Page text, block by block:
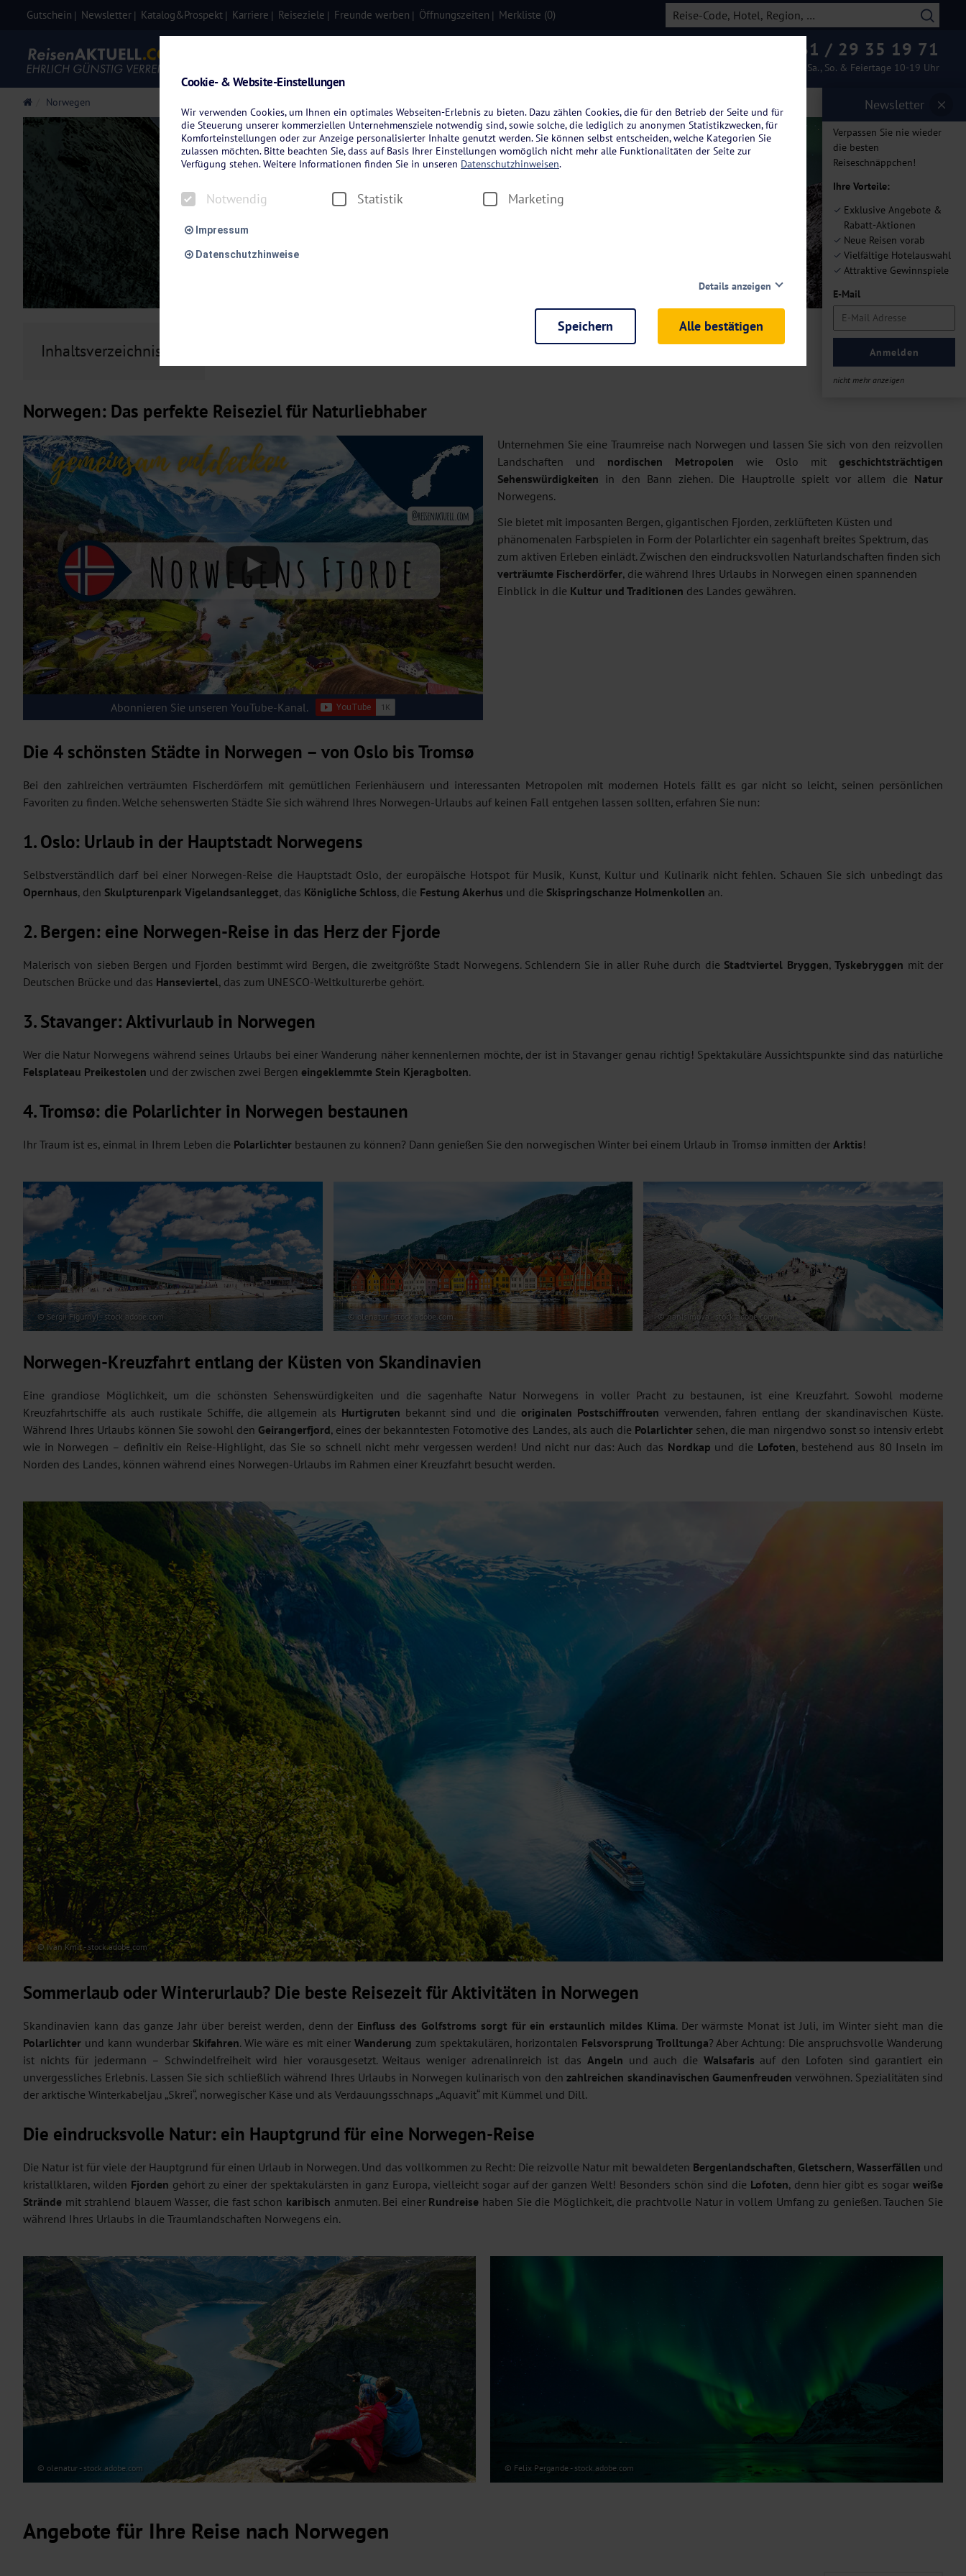
Gutschein Newsletter Katalog&Prospekt Karriere Reiseziele Freunde werben Öffnungszeiten Merkliste (0)
0261 / 29 35 19 71
Mo.-Fr. 08-19 Uhr / Sa., So. & Feiertage 10-19 Uhr
Newsletter
Verpassen Sie nie wieder
die besten
Reiseschnäppchen!
Ihre Vorteile:
Exklusive Angebote &
Rabatt-Aktionen
Neue Reisen vorab
Vielfältige Hotelauswahl
Attraktive Gewinnspiele
E-Mail
Anmelden
nicht mehr anzeigen
Norwegen
Urlaub in Norwegen
Inhaltsverzeichnis
Norwegen: Das perfekte Reiseziel für Naturliebhaber
Abonnieren Sie unseren YouTube-Kanal.
Unternehmen Sie eine Traumreise nach Norwegen und lassen Sie sich von den reizvollen
Landschaften und nordischen Metropolen wie Oslo mit geschichtsträchtigen
Sehenswürdigkeiten in den Bann ziehen. Die Hauptrolle spielt vor allem die Natur
Norwegens.
Sie bietet mit imposanten Bergen, gigantischen Fjorden, zerklüfteten Küsten und
phänomenalen Farbspielen in Form der Polarlichter ein sagenhaft breites Spektrum, das
zum aktiven Erleben einlädt. Zwischen den eindrucksvollen Naturlandschaften finden sich
verträumte Fischerdörfer, die während Ihres Urlaubs in Norwegen einen spannenden
Einblick in die Kultur und Traditionen des Landes gewähren.
Die 4 schönsten Städte in Norwegen – von Oslo bis Tromsø
Bei den zahlreichen verträumten Fischerdörfern mit gemütlichen Ferienhäusern und interessanten Metropolen mit modernen Hotels fällt es gar nicht so leicht, seinen persönlichen
Favoriten zu finden. Welche sehenswerten Städte Sie sich während Ihres Norwegen-Urlaubs auf keinen Fall entgehen lassen sollten, erfahren Sie nun:
1. Oslo: Urlaub in der Hauptstadt Norwegens
Selbstverständlich darf bei einer Norwegen-Reise die Hauptstadt Oslo, der europäische Hotspot für Musik, Kunst, Kultur und Kulinarik nicht fehlen. Schauen Sie sich unbedingt das
Opernhaus, den Skulpturenpark Vigelandsanlegget, das Königliche Schloss, die Festung Akerhus und die Skispringschanze Holmenkollen an.
2. Bergen: eine Norwegen-Reise in das Herz der Fjorde
Malerisch von sieben Bergen und Fjorden bestimmt wird Bergen, die zweitgrößte Stadt Norwegens. Schlendern Sie in aller Ruhe durch die Stadtviertel Bryggen,Tyskebryggen mit der
Deutschen Brücke und das Hanseviertel, das zum UNESCO-Weltkulturerbe gehört.
3. Stavanger: Aktivurlaub in Norwegen
Wer die Natur Norwegens während seines Urlaubs bei einer Wanderung näher kennenlernen möchte, der ist in Stavanger genau richtig! Spektakuläre Aussichtspunkte sind das natürliche
Felsplateau Preikestolen und der zwischen zwei Bergen eingeklemmte Stein Kjeragbolten.
4. Tromsø: die Polarlichter in Norwegen bestaunen
Ihr Traum ist es, einmal in Ihrem Leben die Polarlichter bestaunen zu können? Dann genießen Sie den norwegischen Winter bei einem Urlaub in Tromsø inmitten der Arktis!
© Sergii Figurnyi - stock.adobe.com © olenatur - stock.adobe.com © nanisimova - stock.adobe.com
Norwegen-Kreuzfahrt entlang der Küsten von Skandinavien
Eine grandiose Möglichkeit, um die schönsten Sehenswürdigkeiten und die sagenhafte Natur Norwegens in voller Pracht zu bestaunen, ist eine Kreuzfahrt. Sowohl moderne
Kreuzfahrtschiffe als auch rustikale Schiffe, die allgemein als Hurtigruten bekannt sind und die originalen Postschiffrouten verwenden, fahren entlang der skandinavischen Küste.
Während Ihres Urlaubs können Sie sowohl den Geirangerfjord, eines der bekanntesten Fotomotive des Landes, als auch die Polarlichter sehen, die man nirgendwo sonst so intensiv erlebt
wie in Norwegen – definitiv ein Reise-Highlight, das Sie so schnell nicht mehr vergessen werden! Und nicht nur das: Auch das Nordkap und die Lofoten, bestehend aus 80 Inseln im
Norden des Landes, können während eines Norwegen-Urlaubs im Rahmen einer Kreuzfahrt besucht werden.
© Ivan Kmit - stock.adobe.com
Sommerlaub oder Winterurlaub? Die beste Reisezeit für Aktivitäten in Norwegen
Skandinavien kann das ganze Jahr über bereist werden, denn der Einfluss des Golfstroms sorgt für ein erstaunlich mildes Klima. Der wärmste Monat ist Juli, im Winter sieht man die
Polarlichter und kann wunderbar Skifahren. Wie wäre es mit einerWanderung zum spektakulären, horizontalen Felsvorsprung Trolltunga? Aber Achtung: Die anspruchsvolle Wanderung
ist nichts für jedermann – Schwindelfreiheit wird hier vorausgesetzt. Weitaus weniger adrenalinreich ist das Angeln und auch die Walsafaris auf den Lofoten sind garantiert ein
unvergessliches Erlebnis. Lassen Sie sich schließlich während Ihres Urlaubs in Norwegen kulinarisch von denzahlreichen skandinavischen Gaumenfreuden verwöhnen. Spezialitäten sind
der arktische Winterkabeljau „Skrei“, norwegischer Käse und als Verdauungsschnaps „Aquavit“ mit Kümmel und Dill.
Die eindrucksvolle Natur: ein Hauptgrund für eine Norwegen-Reise
Die Natur ist für viele der Hauptgrund für einen Urlaub in Norwegen. Und das vollkommen zu Recht: Die reizvolle Natur mit bewaldeten Bergenlandschaften, Gletschern, Wasserfällen und
kristallklaren, wilden Fjorden gehört zu einer der spektakulärsten in ganz Europa, vielleicht sogar auf der ganzen Welt! Besonders schön sind die Lofoten, denn hier gibt es sogarweiße
Strände mit strahlend blauem Wasser, die fast schon karibisch anmuten. Bei einer Rundreise haben Sie die Möglichkeit, die prachtvolle Natur in vollem Umfang zu genießen. Tauchen Sie
während Ihres Urlaubs in die Traumlandschaften Norwegens ein.
© olenatur - stock.adobe.com © Felix Pergande - stock.adobe.com
Angebote für Ihre Reise nach Norwegen
Cookie- & Website-Einstellungen
Wir verwenden Cookies, um Ihnen ein optimales Webseiten-Erlebnis zu bieten. Dazu zählen Cookies, die für den Betrieb der Seite und für
die Steuerung unserer kommerziellen Unternehmensziele notwendig sind, sowie solche, die lediglich zu anonymen Statistikzwecken, für
Komforteinstellungen oder zur Anzeige personalisierter Inhalte genutzt werden. Sie können selbst entscheiden, welche Kategorien Sie
zulassen möchten. Bitte beachten Sie, dass auf Basis Ihrer Einstellungen womöglich nicht mehr alle Funktionalitäten der Seite zur
Verfügung stehen. Weitere Informationen finden Sie in unseren Datenschutzhinweisen.
Notwendig Statistik Marketing
Impressum
Datenschutzhinweise
Details anzeigen
Diese Cookies sind für den Betrieb der Seite unbedingt notwendig und ermöglichen beispielsweise sicherheitsrelevante
möchten, um Ihnen unsere Dienste bei einem erneuten Besuch unserer Seite schneller zur Verfügung zu stellen.
dieser Cookies können wir beispielsweise die Besucherzahlen und den Effekt bestimmter Seiten unseres Web-Auftritts ermitteln und
Übermittlung, der auf unsere Website erfassten Daten, kommen. Weitere Hinweise zu der Verarbeitung Ihrer Daten finden Sie in unseren
Datenschutzhinweisen . Sie können Ihre Einwilligung jederzeit in den Cookie-Einstellungenwiderrufen.
Marketing
Diese Cookies werden genutzt, um Ihnen personalisierte Inhalte, passend zu Ihren Interessen anzuzeigen.
Speichern Alle bestätigen